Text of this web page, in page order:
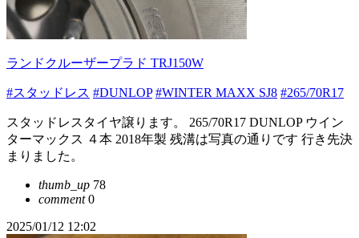
ランドクルーザープラド TRJ150W
#スタッドレス #DUNLOP #WINTER MAXX SJ8 #265/70R17
スタッドレスタイヤ譲ります。 265/70R17 DUNLOP ウイン
ターマックス ４本 2018年製 残溝は写真の通りです 行き先決
まりました。
thumb_up 78
comment0
2025/01/12 12:02